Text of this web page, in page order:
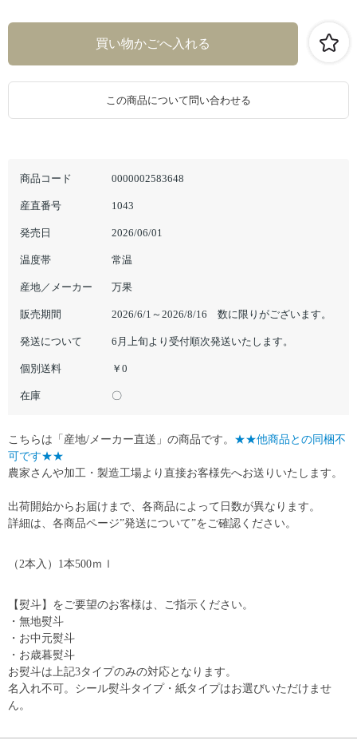
商品コード 0000002583648
産直番号 1043
発売日 2026/06/01
温度帯 常温
産地／メーカー 万果
販売期間 2026/6/1～2026/8/16 数に限りがございます。
発送について 6月上旬より受付順次発送いたします。
個別送料 ￥0
在庫 〇
この商品について問い合わせる
（2本入）1本500ｍｌ
【熨斗】をご要望のお客様は、ご指示ください。
・無地熨斗
・お中元熨斗
・お歳暮熨斗
お熨斗は上記3タイプのみの対応となります。
名入れ不可。シール熨斗タイプ・紙タイプはお選びいただけませ
ん。
こちらは「産地/メーカー直送」の商品です。 ★★他商品との同梱不
可です★★
農家さんや加工・製造工場より直接お客様先へお送りいたします。
出荷開始からお届けまで、各商品によって日数が異なります。
詳細は、各商品ページ”発送について”をご確認ください。